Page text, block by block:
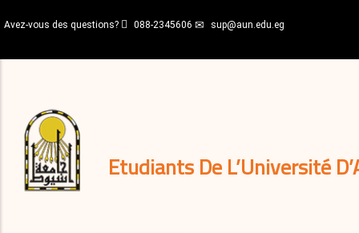
au
principal
Avez-vous des questions? 088-2345606 sup@aun.edu.eg
Etudiants De L’Université
décisions
Expatriés
Journal